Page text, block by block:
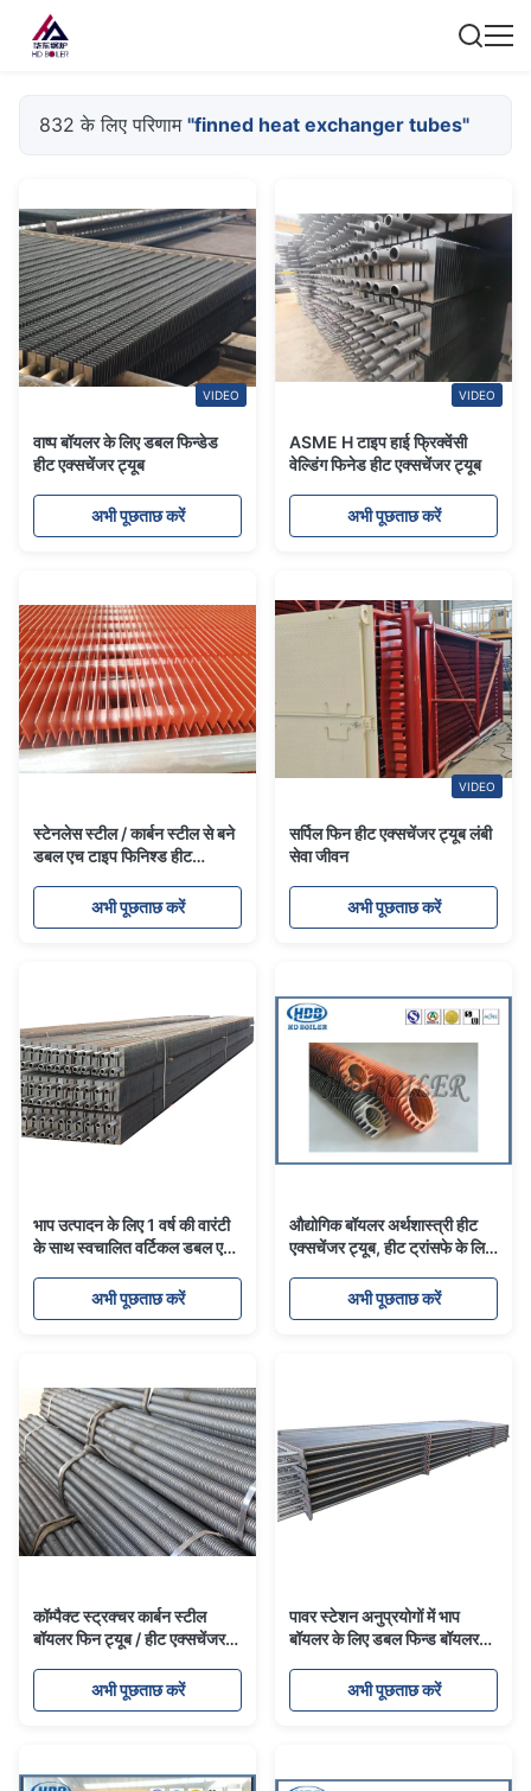
832 के लिए परिणाम "finned heat exchanger tubes"
VIDEO
वाष्प बॉयलर के लिए डबल फिन्डेड
हीट एक्सचेंजर ट्यूब
अभी पूछताछ करें
VIDEO
ASME H टाइप हाई फ्रिक्वेंसी
वेल्डिंग फिनेड हीट एक्सचेंजर ट्यूब
अभी पूछताछ करें
स्टेनलेस स्टील / कार्बन स्टील से बने
डबल एच टाइप फिनिश्ड हीट
अभी पूछताछ करें
VIDEO
सर्पिल फिन हीट एक्सचेंजर ट्यूब लंबी
सेवा जीवन
अभी पूछताछ करें
भाप उत्पादन के लिए 1 वर्ष की वारंटी
के साथ स्वचालित वर्टिकल डबल एच
अभी पूछताछ करें
औद्योगिक बॉयलर अर्थशास्त्री हीट
एक्सचेंजर ट्यूब, हीट ट्रांसफे के लिए
अभी पूछताछ करें
कॉम्पैक्ट स्ट्रक्चर कार्बन स्टील
बॉयलर फिन ट्यूब / हीट एक्सचेंजर
अभी पूछताछ करें
पावर स्टेशन अनुप्रयोगों में भाप
बॉयलर के लिए डबल फिन्ड बॉयलर
अभी पूछताछ करें